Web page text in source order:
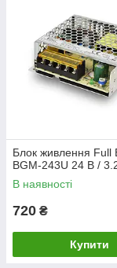
Блок живлення Full
BGM-243U 24 В /
В наявності
720 ₴
Купити